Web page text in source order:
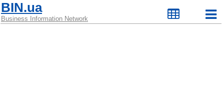
BIN.ua
Business Information Network